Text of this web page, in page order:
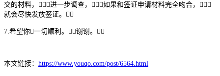
交的材料，进一步调查，如果和签证申请材料完全吻合，
就会尽快发放签证。
7.希望你一切顺利。谢谢。
本文链接： https://www.youqo.com/post/6564.html